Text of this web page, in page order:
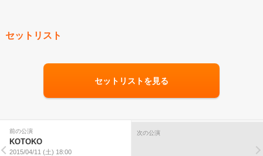
セットリスト
セットリストを見る
前の公演
KOTOKO
2015/04/11 (土) 18:00
次の公演